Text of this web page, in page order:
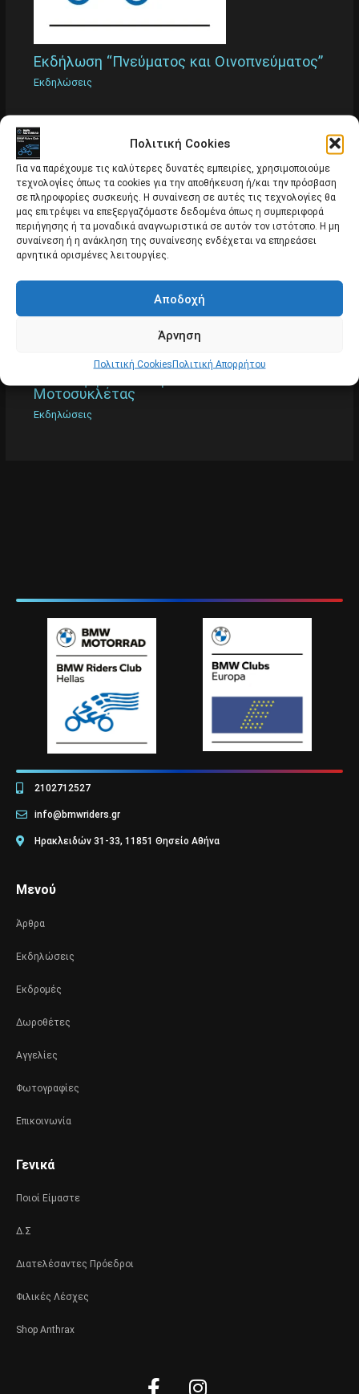
Πολιτική Cookies
Για να παρέχουμε τις καλύτερες δυνατές εμπειρίες, χρησιμοποιούμε
τεχνολογίες όπως τα cookies για την αποθήκευση ή/και την πρόσβαση
σε πληροφορίες συσκευής. Η συναίνεση σε αυτές τις τεχνολογίες θα
μας επιτρέψει να επεξεργαζόμαστε δεδομένα όπως η συμπεριφορά
περιήγησης ή τα μοναδικά αναγνωριστικά σε αυτόν τον ιστότοπο. Η μη
συναίνεση ή η ανάκληση της συναίνεσης ενδέχεται να επηρεάσει
αρνητικά ορισμένες λειτουργίες.
Αποδοχή
Άρνηση
Πολιτική CookiesΠολιτική Απορρήτου
Εκδήλωση “Πνεύματος και Οινοπνεύματος”
Εκδηλώσεις
Μοτοσυκλέτας
Εκδηλώσεις
2102712527
info@bmwriders.gr
Ηρακλειδών 31-33, 11851 Θησείο Αθήνα
Μενού
Άρθρα
Εκδηλώσεις
Εκδρομές
Δωροθέτες
Αγγελίες
Φωτογραφίες
Επικοινωνία
Γενικά
Ποιοί Είμαστε
Δ.Σ
Διατελέσαντες Πρόεδροι
Φιλικές Λέσχες
Shop Anthrax
Facebook-Instagram